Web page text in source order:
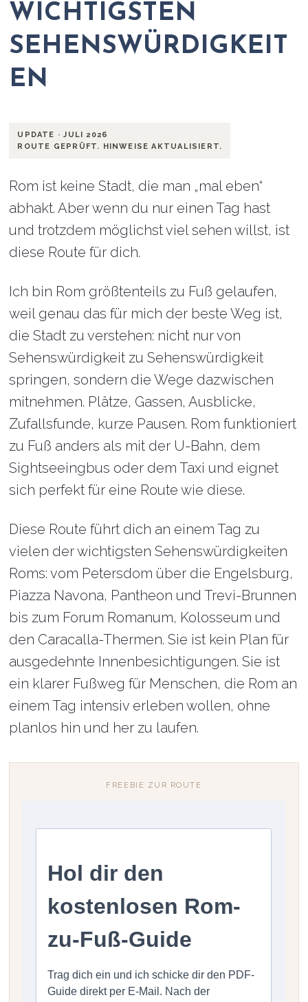
ICHTIGSTEN S
EHENSWÜRDIGKEITE
N
UPDATE · JULI 2026
ROUTE GEPRÜFT. HINWEISE AKTUALISIERT.
Rom ist keine Stadt, die man „mal eben“
abhakt. Aber wenn du nur einen Tag hast
und trotzdem möglichst viel sehen willst, ist
diese Route für dich.
Ich bin Rom größtenteils zu Fuß gelaufen,
weil genau das für mich der beste Weg ist,
die Stadt zu verstehen: nicht nur von
Sehenswürdigkeit zu Sehenswürdigkeit
springen, sondern die Wege dazwischen
mitnehmen. Plätze, Gassen, Ausblicke,
Zufallsfunde, kurze Pausen. Rom funktioniert
zu Fuß anders als mit der U-Bahn, dem
Sightseeingbus oder dem Taxi und eignet
sich perfekt für eine Route wie diese.
Diese Route führt dich an einem Tag zu
vielen der wichtigsten Sehenswürdigkeiten
Roms: vom Petersdom über die Engelsburg,
Piazza Navona, Pantheon und Trevi-Brunnen
bis zum Forum Romanum, Kolosseum und
den Caracalla-Thermen. Sie ist kein Plan für
ausgedehnte Innenbesichtigungen. Sie ist
ein klarer Fußweg für Menschen, die Rom an
einem Tag intensiv erleben wollen, ohne
planlos hin und her zu laufen.
FREEBIE ZUR ROUTE